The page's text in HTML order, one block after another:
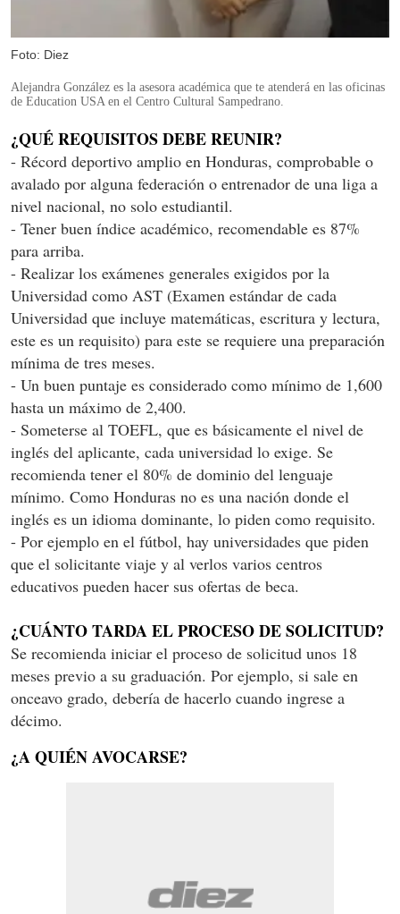
Foto: Diez
Alejandra González es la asesora académica que te atenderá en las oficinas
de Education USA en el Centro Cultural Sampedrano.
¿QUÉ REQUISITOS DEBE REUNIR?
- Récord deportivo amplio en Honduras, comprobable o
avalado por alguna federación o entrenador de una liga a
nivel nacional, no solo estudiantil.
- Tener buen índice académico, recomendable es 87%
para arriba.
- Realizar los exámenes generales exigidos por la
Universidad como AST (Examen estándar de cada
Universidad que incluye matemáticas, escritura y lectura,
este es un requisito) para este se requiere una preparación
mínima de tres meses.
- Un buen puntaje es considerado como mínimo de 1,600
hasta un máximo de 2,400.
- Someterse al TOEFL, que es básicamente el nivel de
inglés del aplicante, cada universidad lo exige. Se
recomienda tener el 80% de dominio del lenguaje
mínimo. Como Honduras no es una nación donde el
inglés es un idioma dominante, lo piden como requisito.
- Por ejemplo en el fútbol, hay universidades que piden
que el solicitante viaje y al verlos varios centros
educativos pueden hacer sus ofertas de beca.
¿CUÁNTO TARDA EL PROCESO DE SOLICITUD?
Se recomienda iniciar el proceso de solicitud unos 18
meses previo a su graduación. Por ejemplo, si sale en
onceavo grado, debería de hacerlo cuando ingrese a
décimo.
¿A QUIÉN AVOCARSE?